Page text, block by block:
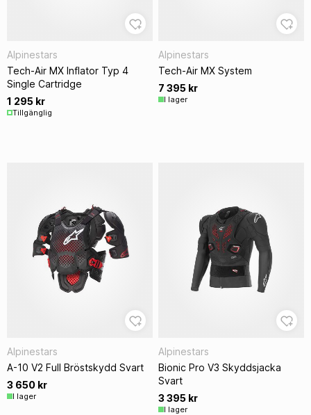
Alpinestars
Tech-Air MX Inflator Typ 4
Single Cartridge
1 295 kr
Tillgänglig
Alpinestars
Tech-Air MX System
7 395 kr
I lager
Alpinestars
A-10 V2 Full Bröstskydd Svart
3 650 kr
I lager
Alpinestars
Bionic Pro V3 Skyddsjacka
Svart
3 395 kr
I lager